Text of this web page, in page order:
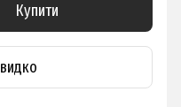
Купити